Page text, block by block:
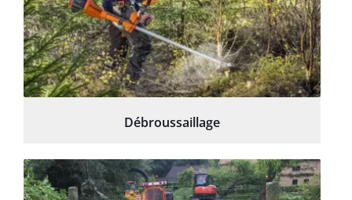
Débroussaillage